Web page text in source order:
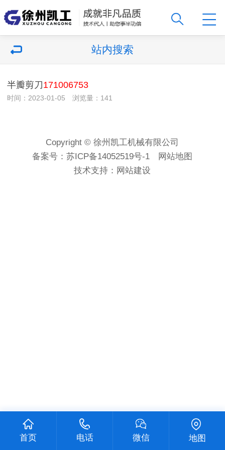
站内搜索
半瓣剪刀 171006753
时间：2023-01-05 浏览量：141
Copyright © 徐州凯工机械有限公司
备案号：苏ICP备14052519号-1
网站地图
技术支持： 网站建设
首页 电话 微信 地图